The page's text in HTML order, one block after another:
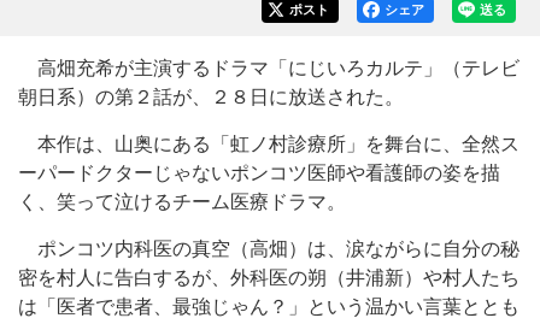
送る
シェア
ポスト
高畑充希が主演するドラマ「にじいろカルテ」（テレビ
朝日系）の第２話が、２８日に放送された。
本作は、山奥にある「虹ノ村診療所」を舞台に、全然ス
ーパードクターじゃないポンコツ医師や看護師の姿を描
く、笑って泣けるチーム医療ドラマ。
ポンコツ内科医の真空（高畑）は、涙ながらに自分の秘
密を村人に告白するが、外科医の朔（井浦新）や村人たち
は「医者で患者、最強じゃん？」という温かい言葉ととも